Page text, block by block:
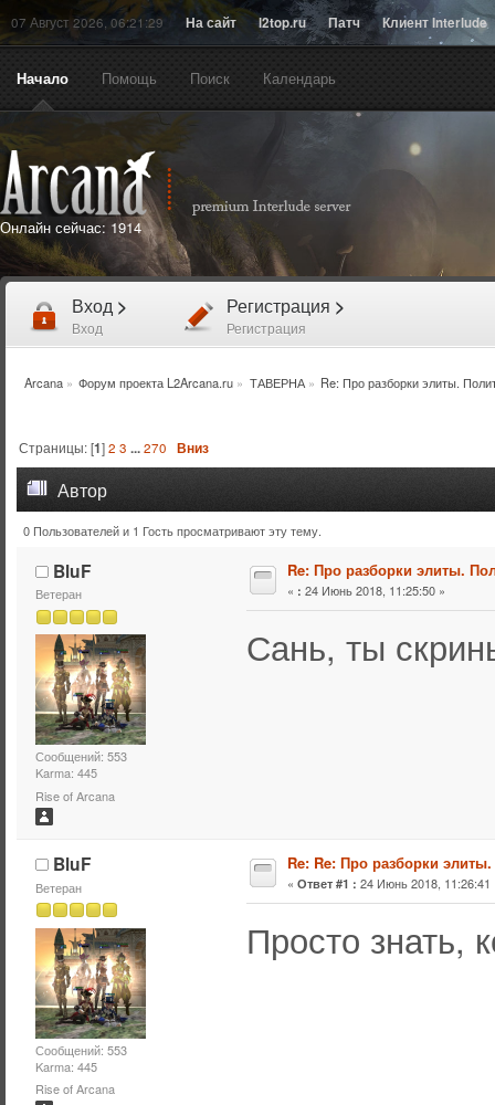
07 Август 2026, 06:21:29 На сайт l2top.ru Патч Клиент Interlude
Начало Помощь Поиск Календарь
Онлайн сейчас: 1914
Вход >
Вход
Регистрация >
Регистрация
Arcana» Форум проекта L2Arcana.ru » ТАВЕРНА» Re: Про разборки элиты.
Страницы: [1]2 3 ...270 Вниз
Автор
Тема: Re: Про разборки элиты. Политическая тема. 3
0 Пользователей и 1 Гость просматривают эту тему.
BluF
Ветеран
Сообщений: 553
Karma: 445
Rise of Arcana
Re: Про разборки элиты.
« : 24 Июнь 2018, 11:25:50 »
Сань, ты
BluF
Ветеран
Сообщений: 553
Karma: 445
Rise of Arcana
Re: Re: Про разборки
« Ответ #1 : 24 Июнь 2018, 11:26:41
Просто знать,